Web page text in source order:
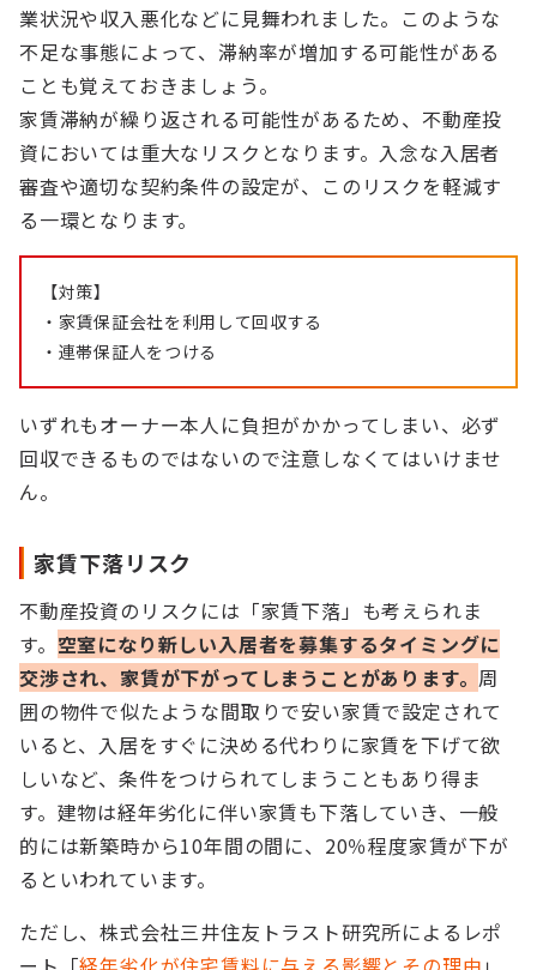
業状況や収入悪化などに見舞われました。このような
不足な事態によって、滞納率が増加する可能性がある
ことも覚えておきましょう。
家賃滞納が繰り返される可能性があるため、不動産投
資においては重大なリスクとなります。入念な入居者
審査や適切な契約条件の設定が、このリスクを軽減す
る一環となります。
【対策】
・家賃保証会社を利用して回収する
・連帯保証人をつける
いずれもオーナー本人に負担がかかってしまい、必ず
回収できるものではないので注意しなくてはいけませ
ん。
家賃下落リスク
不動産投資のリスクには「家賃下落」も考えられま
す。 空室になり新しい入居者を募集するタイミングに
交渉され、家賃が下がってしまうことがあります。 周
囲の物件で似たような間取りで安い家賃で設定されて
いると、入居をすぐに決める代わりに家賃を下げて欲
しいなど、条件をつけられてしまうこともあり得ま
す。建物は経年劣化に伴い家賃も下落していき、一般
的には新築時から10年間の間に、20％程度家賃が下が
るといわれています。
ただし、株式会社三井住友トラスト研究所によるレポ